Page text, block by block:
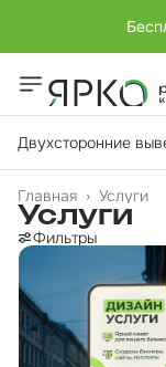
Двухсторонние
Услуги
Главная ›
Услуги
Фильтры